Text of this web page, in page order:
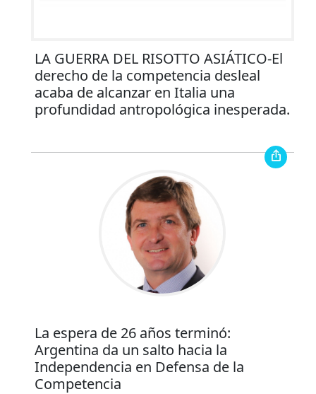
LA GUERRA DEL RISOTTO ASIÁTICO-El
derecho de la competencia desleal
acaba de alcanzar en Italia una
profundidad antropológica inesperada.
La espera de 26 años terminó:
Argentina da un salto hacia la
Independencia en Defensa de la
Competencia